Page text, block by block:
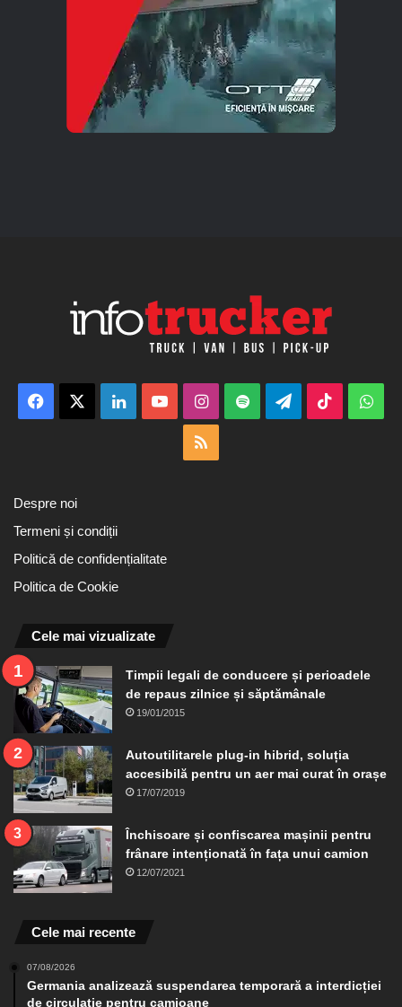
Facebook LinkedInYouTubeInstagram
Spotify TelegramTikTok
Despre noi
Termeni și condiții
Politică de confidențialitate
Politica de Cookie
Cele mai vizualizate
Timpii legali de conducere și perioadele
de repaus zilnice și săptămânale
19/01/2015
Autoutilitarele plug-in hibrid, soluția
accesibilă pentru un aer mai curat în orașe
17/07/2019
Închisoare și confiscarea mașinii pentru
frânare intenționată în fața unui camion
12/07/2021
Cele mai recente
07/08/2026
Germania analizează suspendarea temporară a interdicției
de circulație pentru camioane